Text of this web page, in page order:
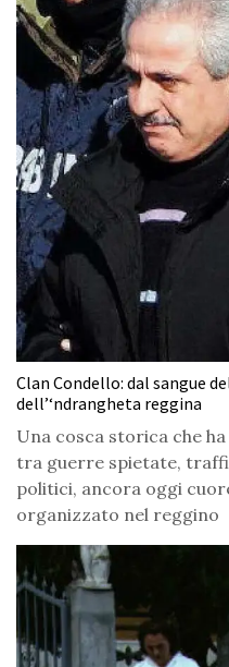
Clan Condello: dal sangue
dell’‘ndrangheta reggina
Una cosca storica che
tra guerre spietate,
politici, ancora oggi
organizzato nel reggino